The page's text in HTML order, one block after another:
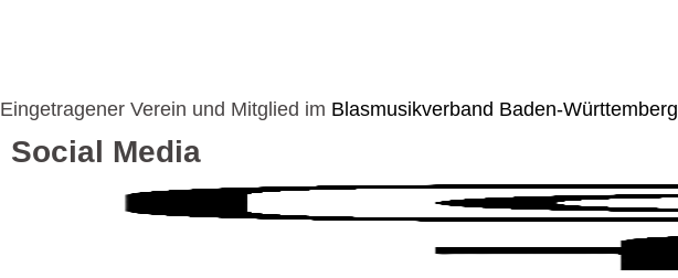
Eingetragener Verein und Mitglied im Blasmusikverband Baden-Württemberg
Social Media